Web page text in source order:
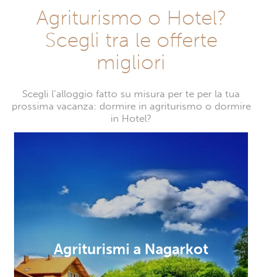
Agriturismo o Hotel?
Scegli tra le offerte
migliori
Scegli l’alloggio fatto su misura per te per la tua
prossima vacanza: dormire in agriturismo o dormire
in Hotel?
Agriturismi a Nagarkot